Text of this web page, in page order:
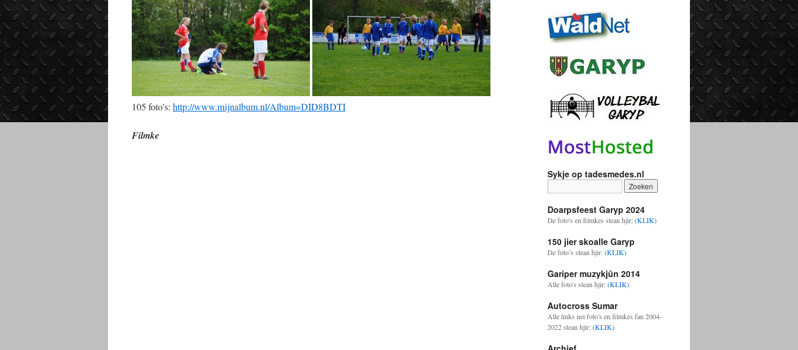
105 foto’s: http://www.mijnalbum.nl/Album=DID8BDTI
Filmke
Sykje op tadesmedes.nl
Doarpsfeest Garyp 2024
De foto's en filmkes stean hjir:(KLIK)
150 jier skoalle Garyp
De foto’s stean hjir:(KLIK)
Gariper muzykjûn 2014
Alle foto's stean hjir:(KLIK)
Autocross Sumar
Alle links nei foto's en filmkes fan 2004-
2022 stean hjir:(KLIK)